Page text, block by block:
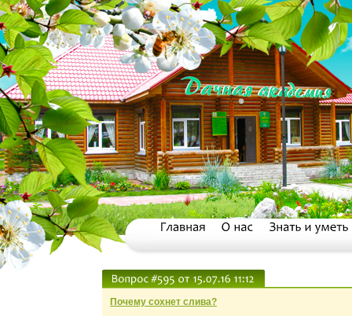
Почему сохнет слива?